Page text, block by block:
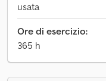
usata
Ore di esercizio:
365 h